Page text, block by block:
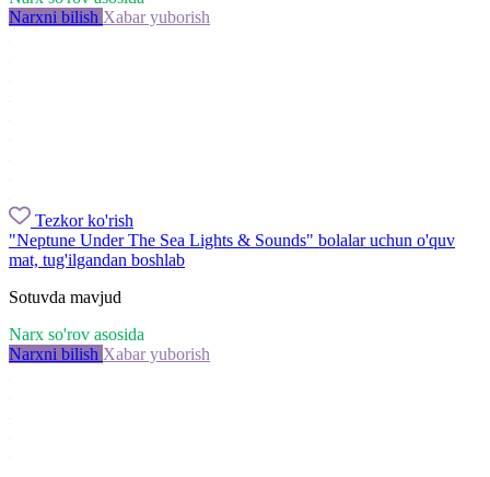
Narxni bilish Xabar yuborish
Tezkor ko'rish
"Neptune Under The Sea Lights & Sounds" bolalar uchun o'quv
mat, tug'ilgandan boshlab
Sotuvda mavjud
Narx so'rov asosida
Narxni bilish Xabar yuborish